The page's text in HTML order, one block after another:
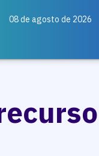
08 de agosto de 2026